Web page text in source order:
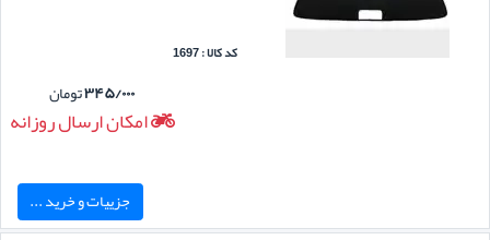
کد کالا : 1697
۳۴۵/۰۰۰تومان
امکان ارسال روزانه
جزییات و خرید ...